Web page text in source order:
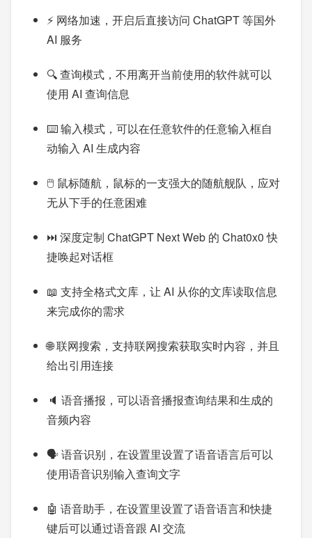
⚡️ 网络加速，开启后直接访问 ChatGPT 等国外
AI 服务
🔍 查询模式，不用离开当前使用的软件就可以
使用 AI 查询信息
⌨️ 输入模式，可以在任意软件的任意输入框自
动输入 AI 生成内容
🖱️ 鼠标随航，鼠标的一支强大的随航舰队，应对
无从下手的任意困难
⏭ 深度定制 ChatGPT Next Web 的 Chat0x0 快
捷唤起对话框
📖 支持全格式文库，让 AI 从你的文库读取信息
来完成你的需求
🌐 联网搜索，支持联网搜索获取实时内容，并且
给出引用连接
🔈 语音播报，可以语音播报查询结果和生成的
音频内容
🗣️ 语音识别，在设置里设置了语音语言后可以
使用语音识别输入查询文字
🤖️ 语音助手，在设置里设置了语音语言和快捷
键后可以通过语音跟 AI 交流